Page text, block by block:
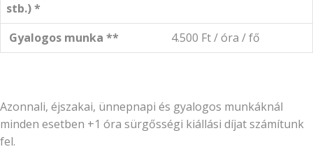
stb.) *
Gyalogos munka ** 4.500 Ft / óra / fő
Azonnali, éjszakai, ünnepnapi és gyalogos munkáknál
minden esetben +1 óra sürgősségi kiállási díjat számítunk
fel.